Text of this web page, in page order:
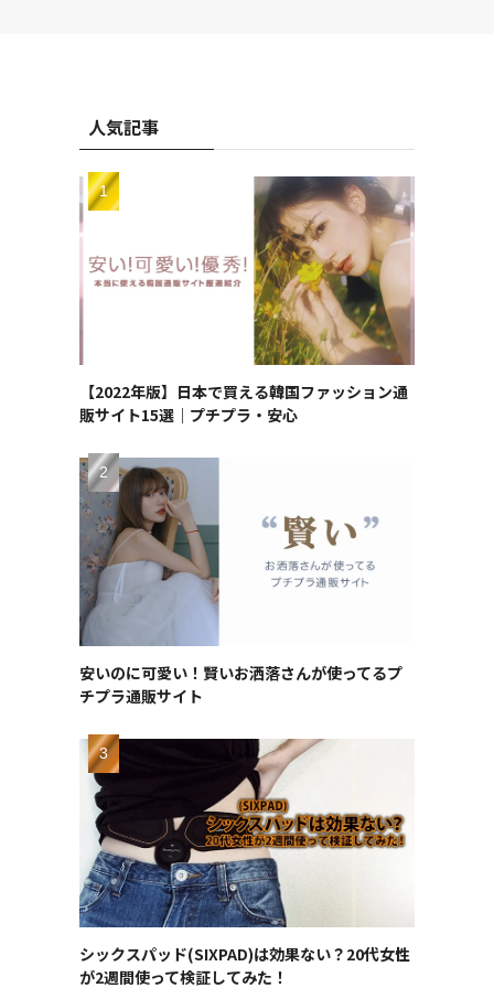
人気記事
【2022年版】日本で買える韓国ファッション通
販サイト15選｜プチプラ・安心
安いのに可愛い！賢いお洒落さんが使ってるプ
チプラ通販サイト
シックスパッド(SIXPAD)は効果ない？20代女性
が2週間使って検証してみた！